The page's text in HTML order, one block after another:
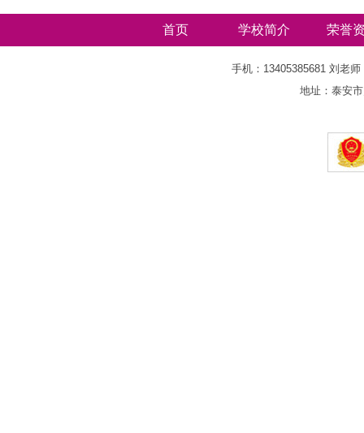
首页 学校简介 荣誉
手机：13405385681 刘老
地址：泰安